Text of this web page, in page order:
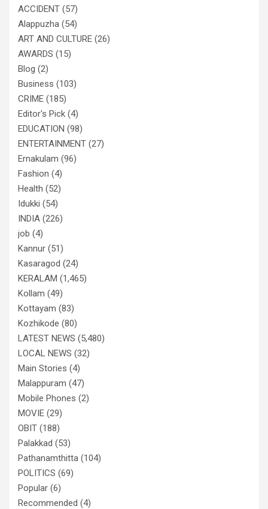
ACCIDENT (57)
Alappuzha (54)
ART AND CULTURE (26)
AWARDS (15)
Blog (2)
Business (103)
CRIME (185)
Editor's Pick (4)
EDUCATION (98)
ENTERTAINMENT (27)
Ernakulam (96)
Fashion (4)
Health (52)
Idukki (54)
INDIA (226)
job (4)
Kannur (51)
Kasaragod (24)
KERALAM (1,465)
Kollam (49)
Kottayam (83)
Kozhikode (80)
LATEST NEWS (5,480)
LOCAL NEWS (32)
Main Stories (4)
Malappuram (47)
Mobile Phones (2)
MOVIE (29)
OBIT (188)
Palakkad (53)
Pathanamthitta (104)
POLITICS (69)
Popular (6)
Recommended (4)